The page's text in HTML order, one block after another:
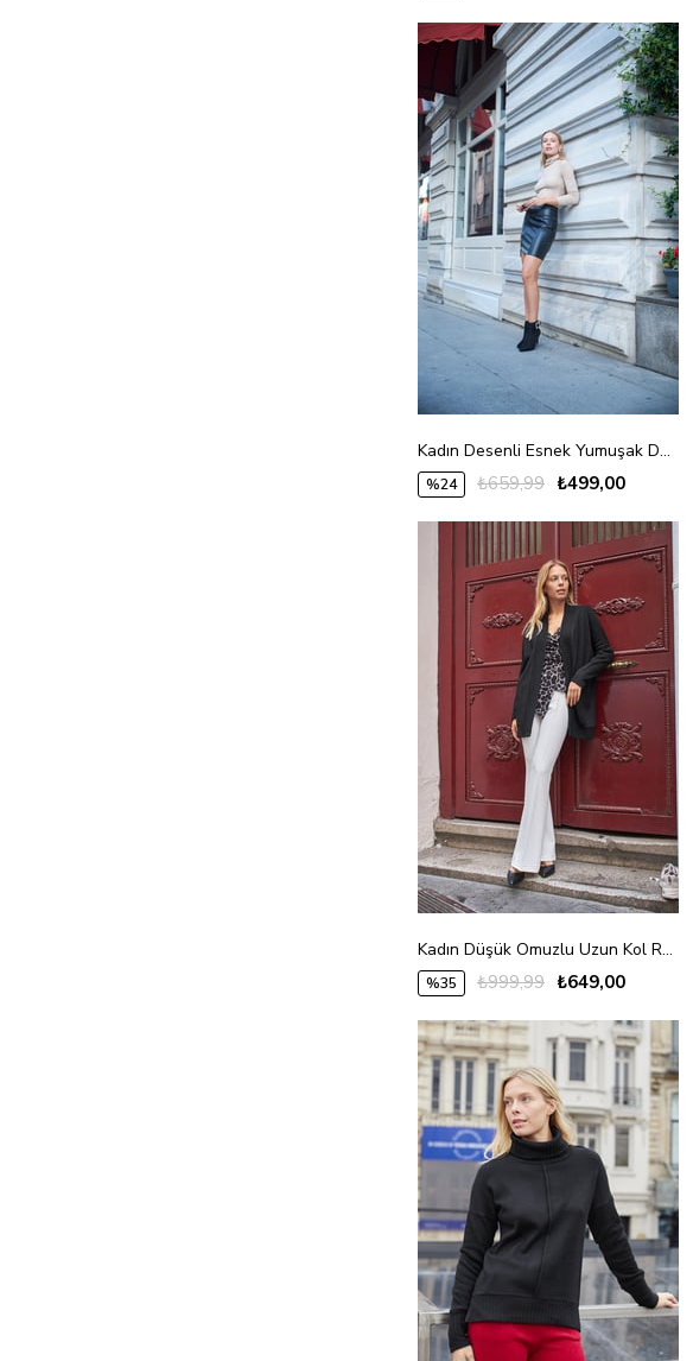
Kadın Desenli Esnek Yumuşak Dokulu Triko Tam Balıkçı Uzun Kol Bluz-Bej
%24 ₺499,00
₺659,99
Kadın Düşük Omuzlu Uzun Kol Rahat Kesim Uzun Triko Hırka-Siyah
%35 ₺649,00
₺999,99